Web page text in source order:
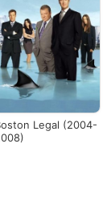
Legal (2004-